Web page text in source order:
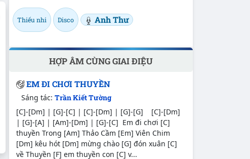
Thiếu nhi Disco Anh Thư
HỢP ÂM CÙNG GIAI ĐIỆU
EM ĐI CHƠI THUYỀN
Sáng tác:Trần Kiết Tường
[C]-[Dm] | [G]-[C] | [C]-[Dm] | [G]-[G] [C]-[Dm]
| [G]-[A] | [Am]-[Dm] | [G]-[C] Em đi chơi [C]
thuyền Trong [Am] Thảo Cầm [Em] Viên Chim
[Dm] kêu hót [Dm] mừng chào [G] đón xuân [C]
về Thuyền [F] em thuyền con [C] v...